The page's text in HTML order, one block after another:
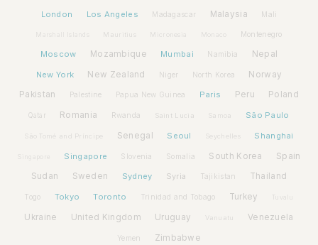
London Los Angeles Madagascar Malaysia Mali
Marshall Islands Mauritius Micronesia Monaco Montenegro
Moscow Mozambique Mumbai Namibia Nepal
New York New Zealand Niger North Korea Norway
Pakistan Palestine Papua New Guinea Paris Peru Poland
Qatar Romania Rwanda Saint Lucia Samoa São Paulo
São Tomé and Príncipe Senegal Seoul Seychelles Shanghai
Singapore Slovenia Somalia South Korea Spain
Sudan Sweden Sydney Syria Tajikistan Thailand
Togo Tokyo Toronto Trinidad and Tobago Turkey Tuvalu
Ukraine United Kingdom Uruguay Vanuatu Venezuela
Yemen Zimbabwe